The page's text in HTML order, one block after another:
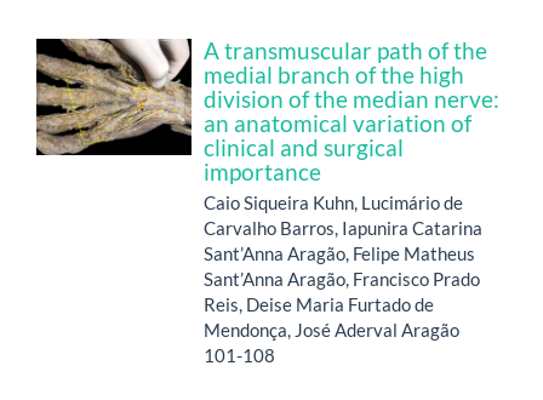
A transmuscular path of the
medial branch of the high
division of the median nerve:
an anatomical variation of
clinical and surgical
importance
Caio Siqueira Kuhn, Lucimário de
Carvalho Barros, Iapunira Catarina
Sant’Anna Aragão, Felipe Matheus
Sant’Anna Aragão, Francisco Prado
Reis, Deise Maria Furtado de
Mendonça, José Aderval Aragão
101-108